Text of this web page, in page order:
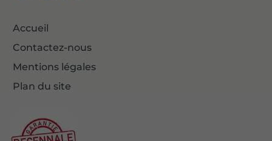
Accueil
Contactez-nous
Mentions légales
Plan du site